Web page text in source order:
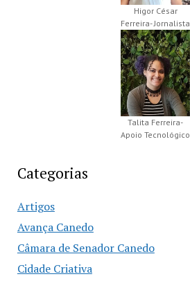
Higor César
Ferreira- Jornalista
Talita Ferreira-
Apoio Tecnológico
Categorias
Artigos
Avança Canedo
Câmara de Senador Canedo
Cidade Criativa